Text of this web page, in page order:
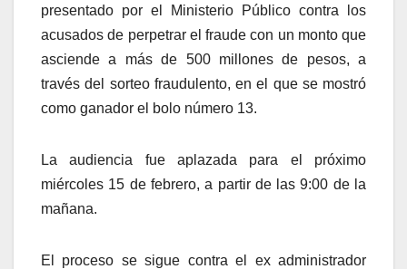
presentado por el Ministerio Público contra los
acusados de perpetrar el fraude con un monto que
asciende a más de 500 millones de pesos, a
través del sorteo fraudulento, en el que se mostró
como ganador el bolo número 13.
La audiencia fue aplazada para el próximo
miércoles 15 de febrero, a partir de las 9:00 de la
mañana.
El proceso se sigue contra el ex administrador